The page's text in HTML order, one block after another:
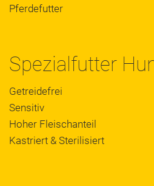
Pferdefutter
Spezialfutter
Getreidefrei
Sensitiv
Hoher Fleischanteil
Kastriert & Sterilisiert